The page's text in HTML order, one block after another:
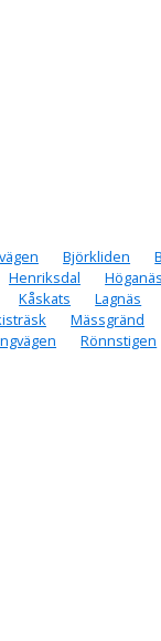
Björkliden
Henriksdal Höganäs
Kåskats Lagnäs
Mässgränd
Rönnstigen